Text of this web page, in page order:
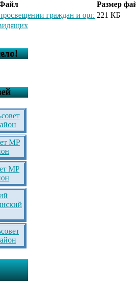
Размер
граждан и орг. 221 КБ
МР
МР